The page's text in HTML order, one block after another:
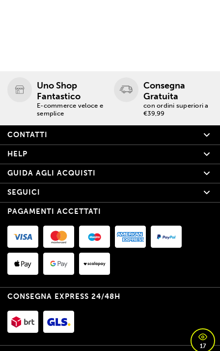
Uno Shop
Fantastico
E-commerce veloce e
semplice
Consegna
Gratuita
con ordini superiori a
€39,99
CONTATTI
HELP
GUIDA AGLI ACQUISTI
SEGUICI
PAGAMENTI ACCETTATI
CONSEGNA EXPRESS 24/48H
17